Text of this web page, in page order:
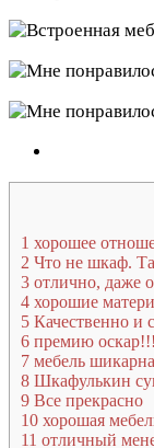
1 хорошее
2 Что не шкаф.
3 отлично, даже
4 хорошие
5 Качественно и
6 премию оскар!!!
7 мебель
8 Шкафулькин
9 Все прекрасно
10 хорошая
11 отличный